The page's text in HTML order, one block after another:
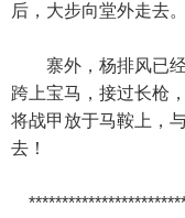
后，大步向堂外走去。
寨外，杨排风已经
跨上宝马，接过长枪，
将战甲放于马鞍上，
去！